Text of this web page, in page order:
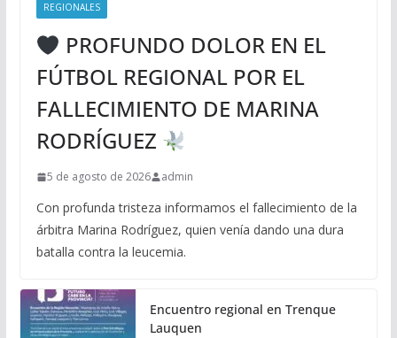
REGIONALES
PROFUNDO DOLOR EN EL
FÚTBOL REGIONAL POR EL
FALLECIMIENTO DE MARINA
RODRÍGUEZ
5 de agosto de 2026 admin
Con profunda tristeza informamos el fallecimiento de la
árbitra Marina Rodríguez, quien venía dando una dura
batalla contra la leucemia.
Encuentro regional en Trenque
Lauquen